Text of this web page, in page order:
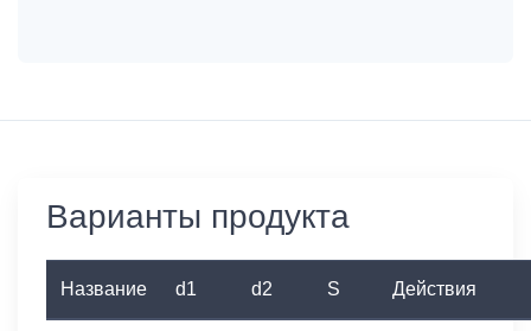
Варианты продукта
Название d1 d2 S Действия